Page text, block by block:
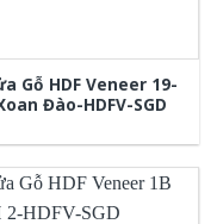
Gỗ HDF Veneer 19-
Đào-HDFV-SGD